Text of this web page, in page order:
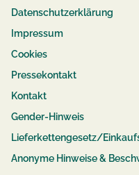
Datenschutzerklärung
Impressum
Cookies
Pressekontakt
Kontakt
Gender-Hinweis
Lieferkettengesetz/
Anonyme Hinweise &